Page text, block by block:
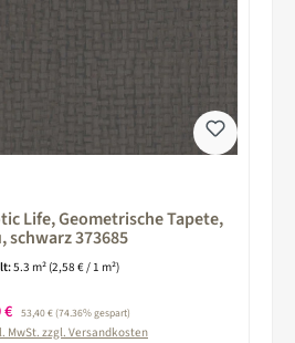
Life, Geometrische Tapete,
schwarz 373685
5.3 m² (2,58 € / 1 m²)
€ Regulärer Preis:
53,40 €(74.36% gespart)
MwSt. zzgl. Versandkosten